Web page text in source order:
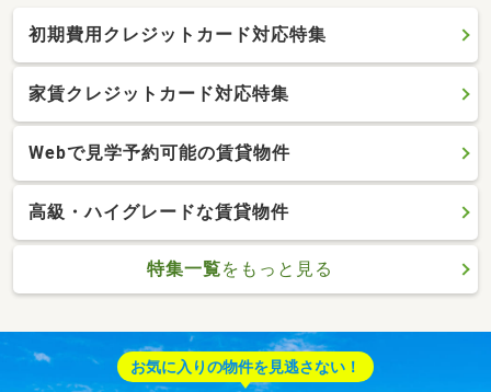
初期費用クレジットカード対応特集
家賃クレジットカード対応特集
Webで見学予約可能の賃貸物件
高級・ハイグレードな賃貸物件
特集一覧をもっと見る
お気に入りの物件を見逃さない！